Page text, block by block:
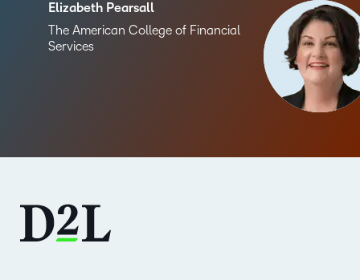
Elizabeth Pearsall
The American College of Financial
Services